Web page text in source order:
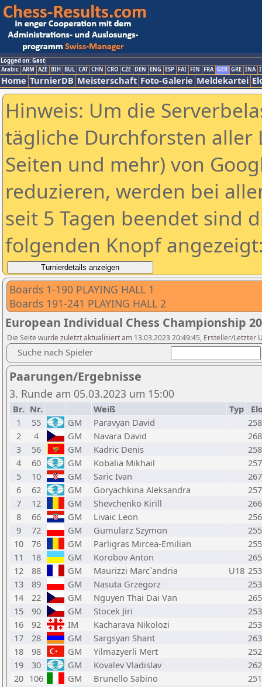
Logged on: Gast
Arabic ARM AZE BIH BUL CAT CHN CRO CZE DEN ENG ESP FAI FIN FRA GER GRE INA
Home TurnierDB Meisterschaft Foto-Galerie Meldekartei
Hinweis: Um die
tägliche Durchforsten aller
Seiten und mehr) von
reduzieren, werden bei
seit 5 Tagen beendet sind
folgenden Knopf
Boards 1-190 PLAYING HALL 1
Boards 191-241 PLAYING HALL 2
European Individual Chess Championship
Die Seite wurde zuletzt aktualisiert am 13.03.2023 20:49:45, Ersteller/Letzter
Suche nach Spieler
Paarungen/Ergebnisse
3. Runde am 05.03.2023 um 15:00
Br. Nr. Weiß Typ
1
55 GM Paravyan David
2
4 GM Navara David
3
56 GM Kadric Denis
4
60 GM Kobalia Mikhail
5
10 GM Saric Ivan
6
62 GM Goryachkina Aleksandra
7
12 GM Shevchenko Kirill
8
66 GM Livaic Leon
9
72 GM Gumularz Szymon
10
76 GM Parligras Mircea-Emilian
11
18 GM Korobov Anton
12
88 GM Maurizzi Marc`andria U18
13
89 GM Nasuta Grzegorz
14
22 GM Nguyen Thai Dai Van
15
90 GM Stocek Jiri
16
92 IM Kacharava Nikolozi
17
28 GM Sargsyan Shant
18
98 GM Yilmazyerli Mert
19
30 GM Kovalev Vladislav
20 106 GM Brunello Sabino